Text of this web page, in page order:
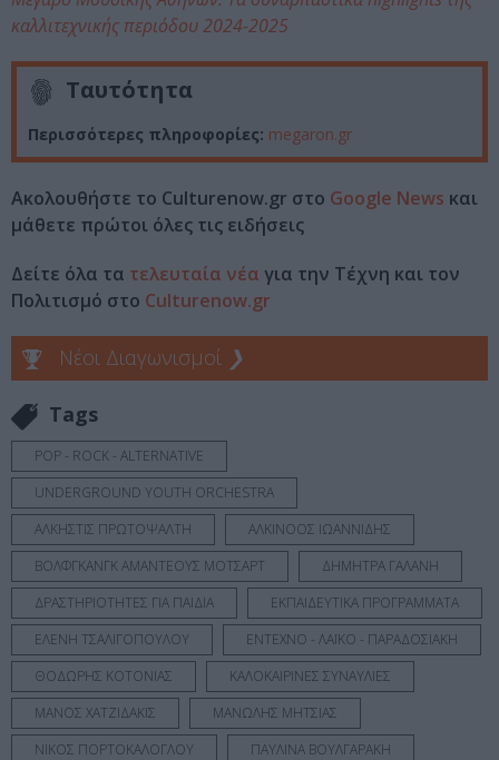
καλλιτεχνικής περιόδου 2024-2025
Ταυτότητα
Περισσότερες πληροφορίες: megaron.gr
Ακολουθήστε το Culturenow.gr στο Google News και
μάθετε πρώτοι όλες τις ειδήσεις
Δείτε όλα τα τελευταία νέα για την Τέχνη και τον
Πολιτισμό στο Culturenow.gr
Νέοι Διαγωνισμοί ❯
Tags
POP - ROCK - ALTERNATIVE
UNDERGROUND YOUTH ORCHESTRA
ΑΛΚΗΣΤΙΣ ΠΡΩΤΟΨΑΛΤΗ
ΑΛΚΙΝΟΟΣ ΙΩΑΝΝΙΔΗΣ
ΒΟΛΦΓΚΑΝΓΚ ΑΜΑΝΤΕΟΥΣ ΜΟΤΣΑΡΤ
ΔΗΜΗΤΡΑ ΓΑΛΑΝΗ
ΔΡΑΣΤΗΡΙΟΤΗΤΕΣ ΓΙΑ ΠΑΙΔΙΑ
ΕΚΠΑΙΔΕΥΤΙΚΑ ΠΡΟΓΡΑΜΜΑΤΑ
ΕΛΕΝΗ ΤΣΑΛΙΓΟΠΟΥΛΟΥ
ΕΝΤΕΧΝΟ - ΛΑΪΚΟ - ΠΑΡΑΔΟΣΙΑΚΗ
ΘΟΔΩΡΗΣ ΚΟΤΟΝΙΑΣ
ΚΑΛΟΚΑΙΡΙΝΕΣ ΣΥΝΑΥΛΙΕΣ
ΜΑΝΟΣ ΧΑΤΖΙΔΑΚΙΣ
ΜΑΝΩΛΗΣ ΜΗΤΣΙΑΣ
ΝΙΚΟΣ ΠΟΡΤΟΚΑΛΟΓΛΟΥ
ΠΑΥΛΙΝΑ ΒΟΥΛΓΑΡΑΚΗ